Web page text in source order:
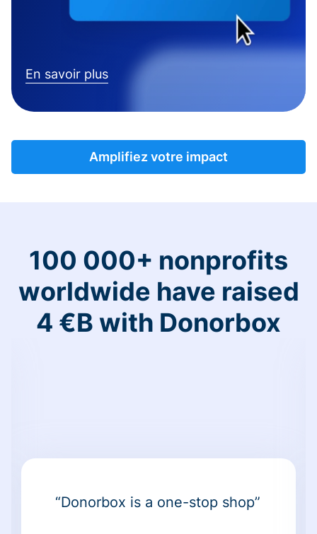
En savoir plus
Amplifiez votre impact
100 000+ nonprofits
worldwide have raised
4 €B with Donorbox
“Donorbox is a one-stop shop”